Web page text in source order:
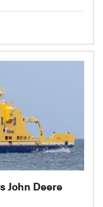
John Deere